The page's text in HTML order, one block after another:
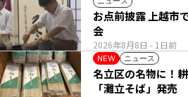
2026年8月8日 - 1日前
お点前披露 上越市
会
NEW ニュース
名立区の名物に！
「灘立そば」発売